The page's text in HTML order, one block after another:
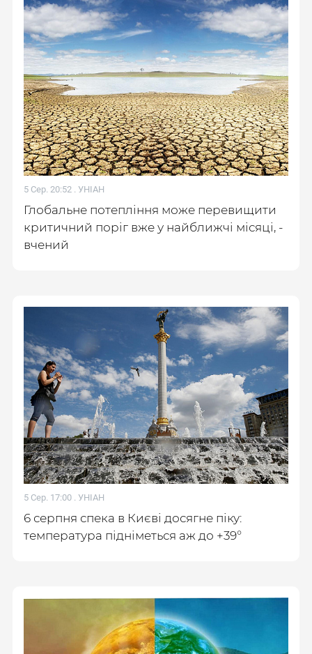
5 Сер. 20:52 . УНІАН
Глобальне потепління може перевищити
критичний поріг вже у найближчі місяці, -
вчений
5 Сер. 17:00 . УНІАН
6 серпня спека в Києві досягне піку:
температура підніметься аж до +39°